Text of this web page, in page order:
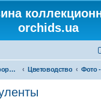
orchids.ua
Список форумов Цветоводство Фото